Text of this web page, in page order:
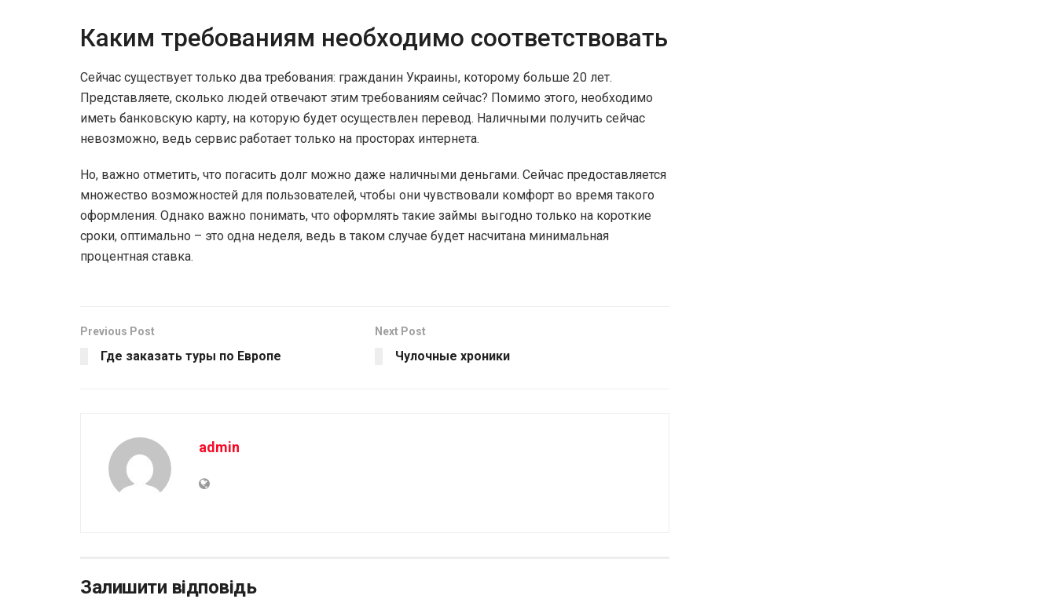
Каким требованиям необходимо соответствовать
Сейчас существует только два требования: гражданин Украины, которому больше 20 лет.
Представляете, сколько людей отвечают этим требованиям сейчас? Помимо этого, необходимо
иметь банковскую карту, на которую будет осуществлен перевод. Наличными получить сейчас
невозможно, ведь сервис работает только на просторах интернета.
Но, важно отметить, что погасить долг можно даже наличными деньгами. Сейчас предоставляется
множество возможностей для пользователей, чтобы они чувствовали комфорт во время такого
оформления. Однако важно понимать, что оформлять такие займы выгодно только на короткие
сроки, оптимально – это одна неделя, ведь в таком случае будет насчитана минимальная
процентная ставка.
Previous Post
Где заказать туры по Европе
Next Post
Чулочные хроники
admin
Залишити відповідь